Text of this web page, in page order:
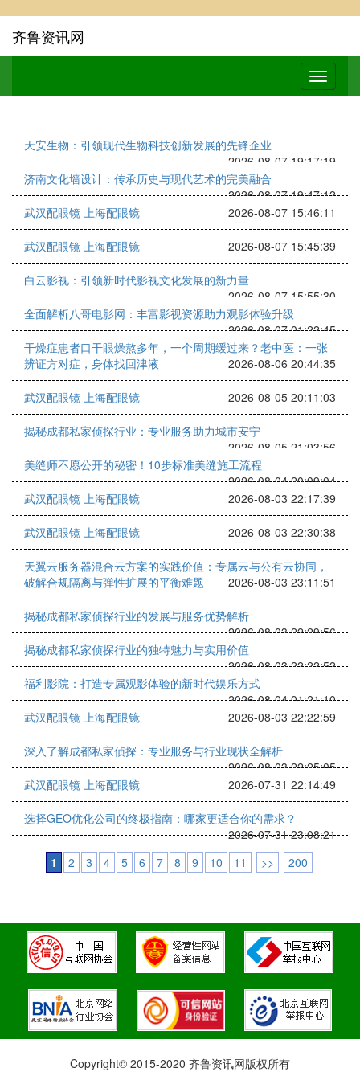
齐鲁资讯网
天安生物：引领现代生物科技创新发展的先锋企业
2026-08-07 19:17:19
济南文化墙设计：传承历史与现代艺术的完美融合
2026-08-07 19:47:12
武汉配眼镜 上海配眼镜
2026-08-07 15:46:11
武汉配眼镜 上海配眼镜 2026-08-07 15:45:39
白云影视：引领新时代影视文化发展的新力量
2026-08-07 15:55:30
全面解析八哥电影网：丰富影视资源助力观影体验升级
2026-08-07 01:22:45
干燥症患者口干眼燥熬多年，一个周期缓过来？老中医：一张
辨证方对症，身体找回津液
2026-08-06 20:44:35
武汉配眼镜 上海配眼镜 2026-08-05 20:11:03
揭秘成都私家侦探行业：专业服务助力城市安宁
2026-08-05 21:03:56
美缝师不愿公开的秘密！10步标准美缝施工流程
2026-08-04 20:09:04
武汉配眼镜 上海配眼镜
2026-08-03 22:17:39
武汉配眼镜 上海配眼镜 2026-08-03 22:30:38
天翼云服务器混合云方案的实践价值：专属云与公有云协同，
破解合规隔离与弹性扩展的平衡难题
2026-08-03 23:11:51
揭秘成都私家侦探行业的发展与服务优势解析
2026-08-03 22:29:56
揭秘成都私家侦探行业的独特魅力与实用价值
2026-08-03 22:22:52
福利影院：打造专属观影体验的新时代娱乐方式
2026-08-04 01:21:10
武汉配眼镜 上海配眼镜
2026-08-03 22:22:59
深入了解成都私家侦探：专业服务与行业现状全解析
2026-08-03 22:25:05
武汉配眼镜 上海配眼镜
2026-07-31 22:14:49
选择GEO优化公司的终极指南：哪家更适合你的需求？
2026-07-31 23:08:21
1
2 3 4 5 6 7 8 9 10 11 >> 200
Copyright© 2015-2020 齐鲁资讯网版权所有